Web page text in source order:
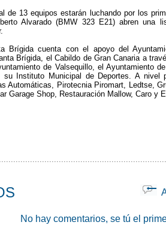
de 13 equipos estarán luchando por los
Alvarado (BMW 323 E21) abren una
Brígida cuenta con el apoyo del
Brígida, el Cabildo de Gran Canaria a
de Valsequillo, el Ayuntamiento
su Instituto Municipal de Deportes. A nivel
Automáticas, Pirotecnia Piromart, Ledtse,
Garage Shop, Restauración Mallow, Caro y
No hay comentarios, se tú el